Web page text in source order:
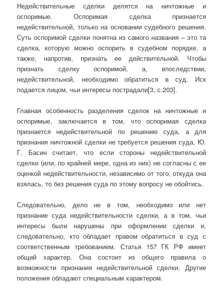
Недействительные сделки делятся на ничтожные и
оспоримые. Оспоримая сделка признается
недействительной, только на основании судебного решения.
Суть оспоримой сделки понятна из самого названия – это та
сделка, которую можно оспорить в судебном порядке, а
также, напротив, признать ее действительной. Чтобы
признать сделку оспоримой, а, впоследствии,
недействительной, необходимо обратиться в суд. Иск
подается лицом, чьи интересы пострадали[3, с.203].
Главная особенность разделения сделок на ничтожные и
оспоримые, заключается в том, что оспоримая сделка
признается недействительной по решению суда, а для
признания ничтожной сделки не требуется решения суда, Ю.
Г. Басин считает, что если стороны недействительной
сделки (или, по крайней мере, одна из них) не согласны с ее
оценкой недействительности, независимо от того, откуда она
взялась, то без решения суда по этому вопросу не обойтись.
Следовательно, дело не в том, необходимо или нет
признание суда недействительности сделки, а в том, чьи
интересы были нарушены при оформлении сделки и,
следовательно, кто обладает правом обратиться в суд с
соответственным требованием. Статья 157 ГК РФ имеет
общий характер. Она состоит из общего правила о
возможности признания недействительной сделки. Другие
положения обладают специальным характером.